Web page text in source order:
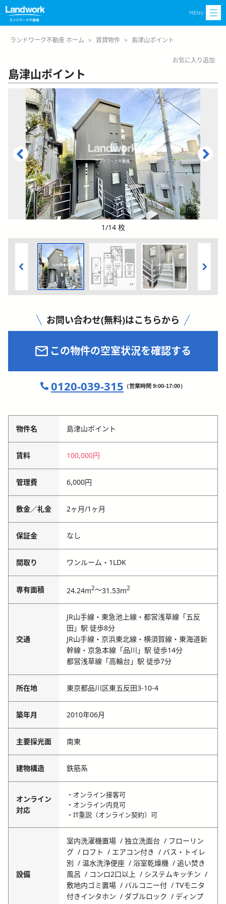
MENU
ランドワーク不動産 ホーム > 賃貸物件 > 島津山ポイント
お気に入り追加
島津山ポイント
1/14 枚
お問い合わせ(無料)はこちらから
この物件の空室状況を確認する
0120-039-315 （営業時間 9:00-17:00）
物件名 島津山ポイント
賃料 100,000円
管理費 6,000円
敷金／礼金 2ヶ月/1ヶ月
保証金 なし
間取り ワンルーム・1LDK
専有面積 24.24m2～31.53m2
交通
JR山手線・東急池上線・都営浅草線「五反
田」駅 徒歩8分
JR山手線・京浜東北線・横須賀線・東海道新
幹線・京急本線「品川」駅 徒歩14分
都営浅草線「高輪台」駅 徒歩7分
所在地 東京都品川区東五反田3-10-4
築年月 2010年06月
主要採光面 南東
建物構造 鉄筋系
オンライン
対応
・オンライン接客可
・オンライン内見可
・IT重説（オンライン契約）可
設備
室内洗濯機置場 独立洗面台
フローリン
グ
ロフト エアコン付き
バス・トイレ
別
温水洗浄便座 浴室乾燥機
追い焚き
風呂
コンロ2口以上
システムキッチン
敷地内ゴミ置場
バルコニー付
TVモニタ
付きインタホン
ダブルロック
ディンプ